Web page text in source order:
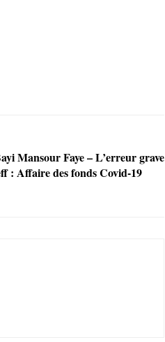
Mansour Faye – L’erreur grave
: Affaire des fonds Covid-19